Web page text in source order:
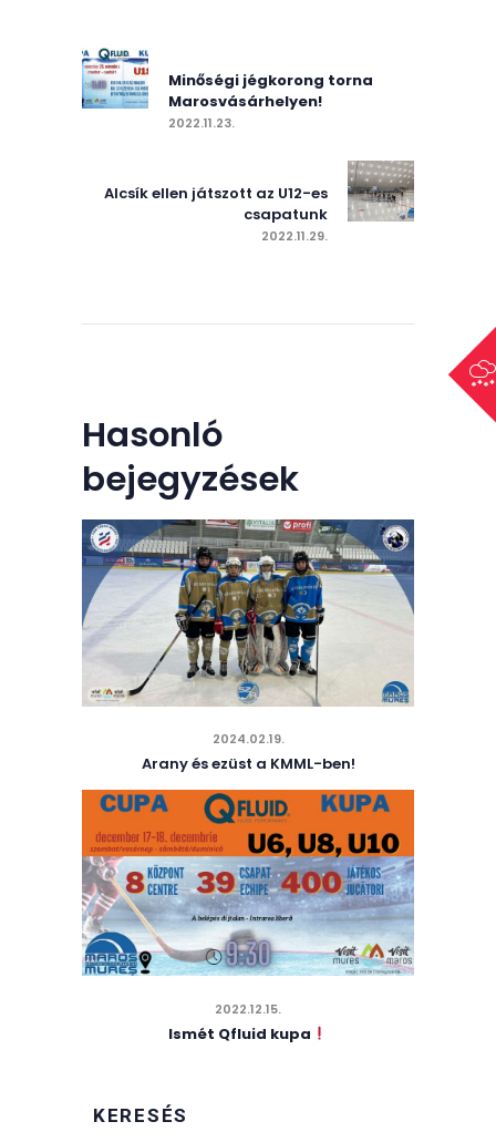
navigáció
Minőségi jégkorong torna
Marosvásárhelyen!
2022.11.23.
Alcsík ellen játszott az U12-es
csapatunk
2022.11.29.
Hasonló
bejegyzések
2024.02.19.
Arany és ezüst a KMML-ben!
2022.12.15.
Ismét Qfluid kupa
KERESÉS